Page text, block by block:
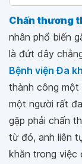
Chấn thương
nhân phổ biến
là đứt dây
Bệnh viện Đa
thành công một
một người rất
gặp phải chấn
từ đó, anh liên
khăn trong việc